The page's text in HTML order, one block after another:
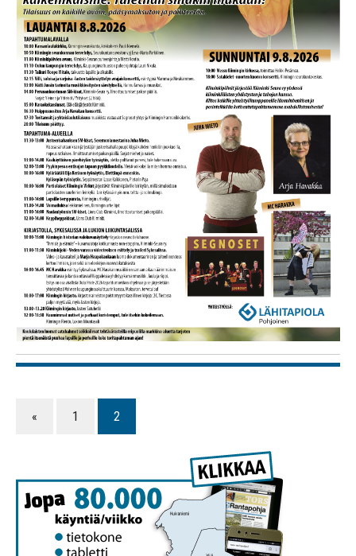
« 1 2